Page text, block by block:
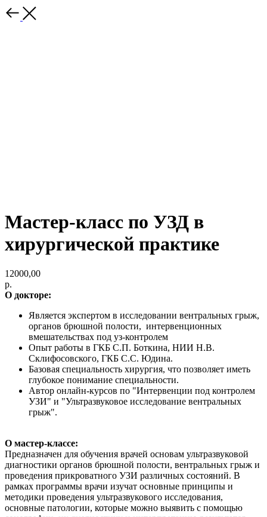
Мастер-класс по УЗД в
хирургической практике
12000,00
р.
О докторе:
Является экспертом в исследовании вентральных грыж,
органов брюшной полости, интервенционных
вмешательствах под уз-контролем
Опыт работы в ГКБ С.П. Боткина, НИИ Н.В.
Склифосовского, ГКБ С.С. Юдина.
Базовая специальность хирургия, что позволяет иметь
глубокое понимание специальности.
Автор онлайн-курсов по "Интервенции под контролем
УЗИ" и "Ультразвуковое исследование вентральных
грыж".
О мастер-классе:
Предназначен для обучения врачей основам ультразвуковой
диагностики органов брюшной полости, вентральных грыж и
проведения прикроватного УЗИ различных состояний. В
рамках программы врачи изучат основные принципы и
методики проведения ультразвукового исследования,
основные патологии, которые можно выявить с помощью